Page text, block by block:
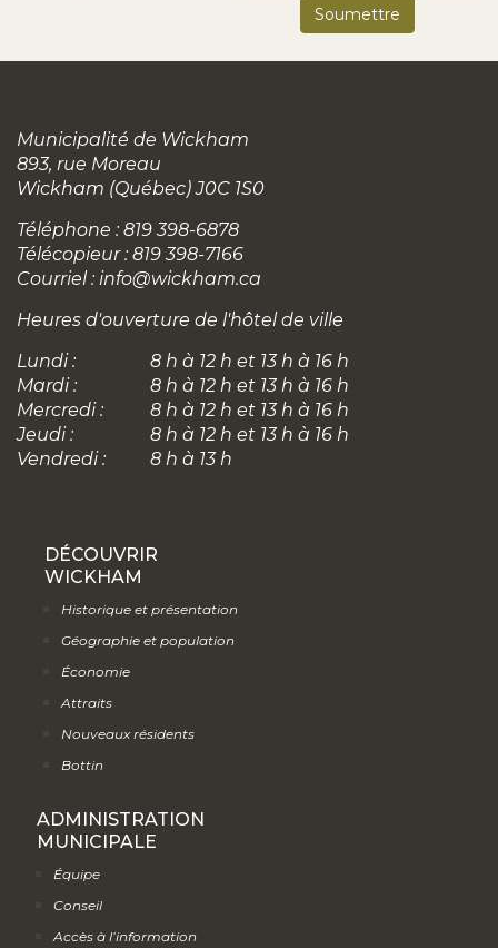
Municipalité de Wickham
893, rue Moreau
Wickham (Québec) J0C 1S0
Téléphone : 819 398-6878
Télécopieur : 819 398-7166
Courriel : info@wickham.ca
Heures d'ouverture de l'hôtel de ville
Lundi :
8 h à 12 h et 13 h à 16 h
Mardi :
8 h à 12 h et 13 h à 16 h
Mercredi :
8 h à 12 h et 13 h à 16 h
Jeudi :
8 h à 12 h et 13 h à 16 h
Vendredi :
8 h à 13 h
DÉCOUVRIR
WICKHAM
Historique et présentation
Géographie et population
Économie
Attraits
Nouveaux résidents
Bottin
ADMINISTRATION
MUNICIPALE
Équipe
Conseil
Accès à l’information